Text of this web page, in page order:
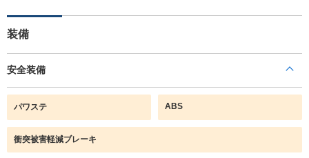
装備
安全装備
パワステ ABS
衝突被害軽減ブレーキ